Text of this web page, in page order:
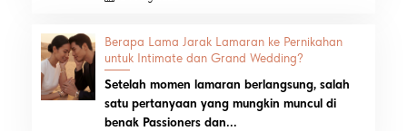
Berapa Lama Jarak Lamaran ke Pernikahan
untuk Intimate dan Grand Wedding?
Setelah momen lamaran berlangsung, salah
satu pertanyaan yang mungkin muncul di
benak Passioners dan...